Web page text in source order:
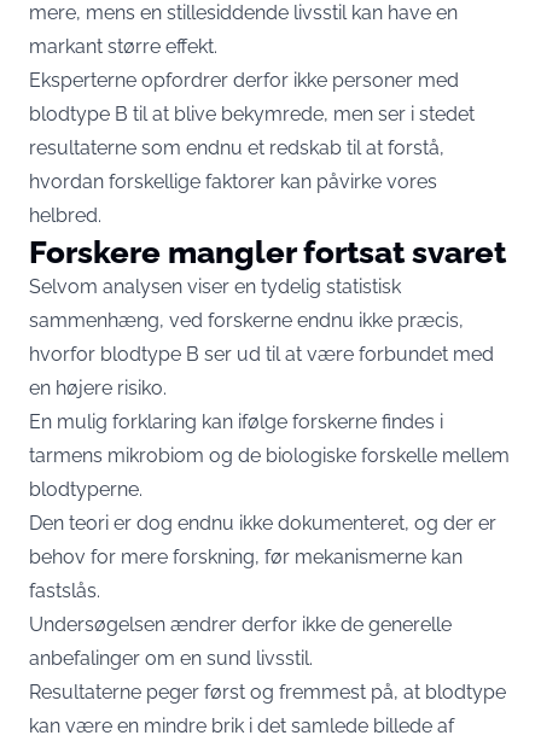
mere, mens en stillesiddende livsstil kan have en
markant større effekt.
Eksperterne opfordrer derfor ikke personer med
blodtype B til at blive bekymrede, men ser i stedet
resultaterne som endnu et redskab til at forstå,
hvordan forskellige faktorer kan påvirke vores
helbred.
Forskere mangler fortsat svaret
Selvom analysen viser en tydelig statistisk
sammenhæng, ved forskerne endnu ikke præcis,
hvorfor blodtype B ser ud til at være forbundet med
en højere risiko.
En mulig forklaring kan ifølge forskerne findes i
tarmens mikrobiom og de biologiske forskelle mellem
blodtyperne.
Den teori er dog endnu ikke dokumenteret, og der er
behov for mere forskning, før mekanismerne kan
fastslås.
Undersøgelsen ændrer derfor ikke de generelle
anbefalinger om en sund livsstil.
Resultaterne peger først og fremmest på, at blodtype
kan være en mindre brik i det samlede billede af